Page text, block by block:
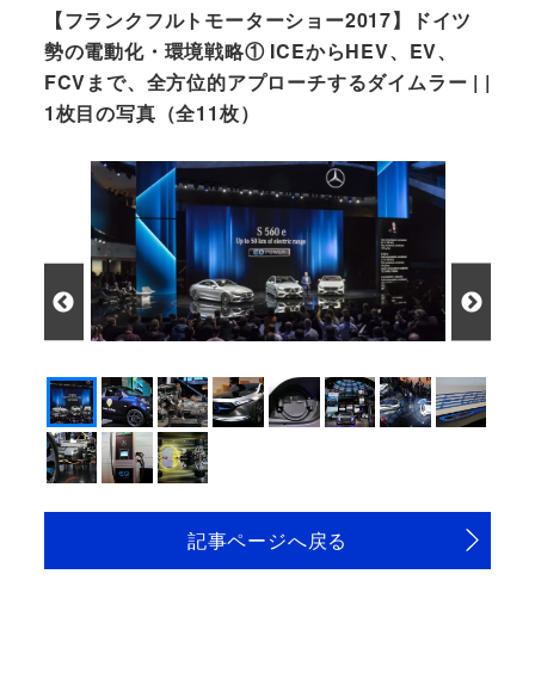
【フランクフルトモーターショー2017】ドイツ
勢の電動化・環境戦略① ICEからHEV、EV、
FCVまで、全方位的アプローチするダイムラー | |
1枚目の写真（全11枚）
記事ページへ戻る